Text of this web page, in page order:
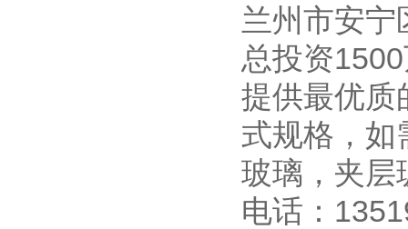
兰州市安
总投资
提供最优质
式规格，如
玻璃，夹层
电话：